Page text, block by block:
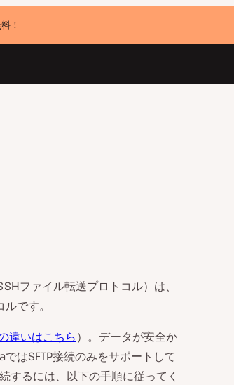
！
ファイル転送プロトコル）は、
です。
違いはこちら）。データが安全か
はSFTP接続のみをサポートして
するには、以下の手順に従ってく